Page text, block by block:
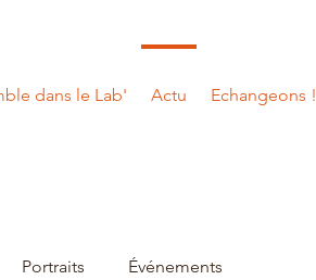
dans le Lab' Actu Echangeons !
Portraits Événements